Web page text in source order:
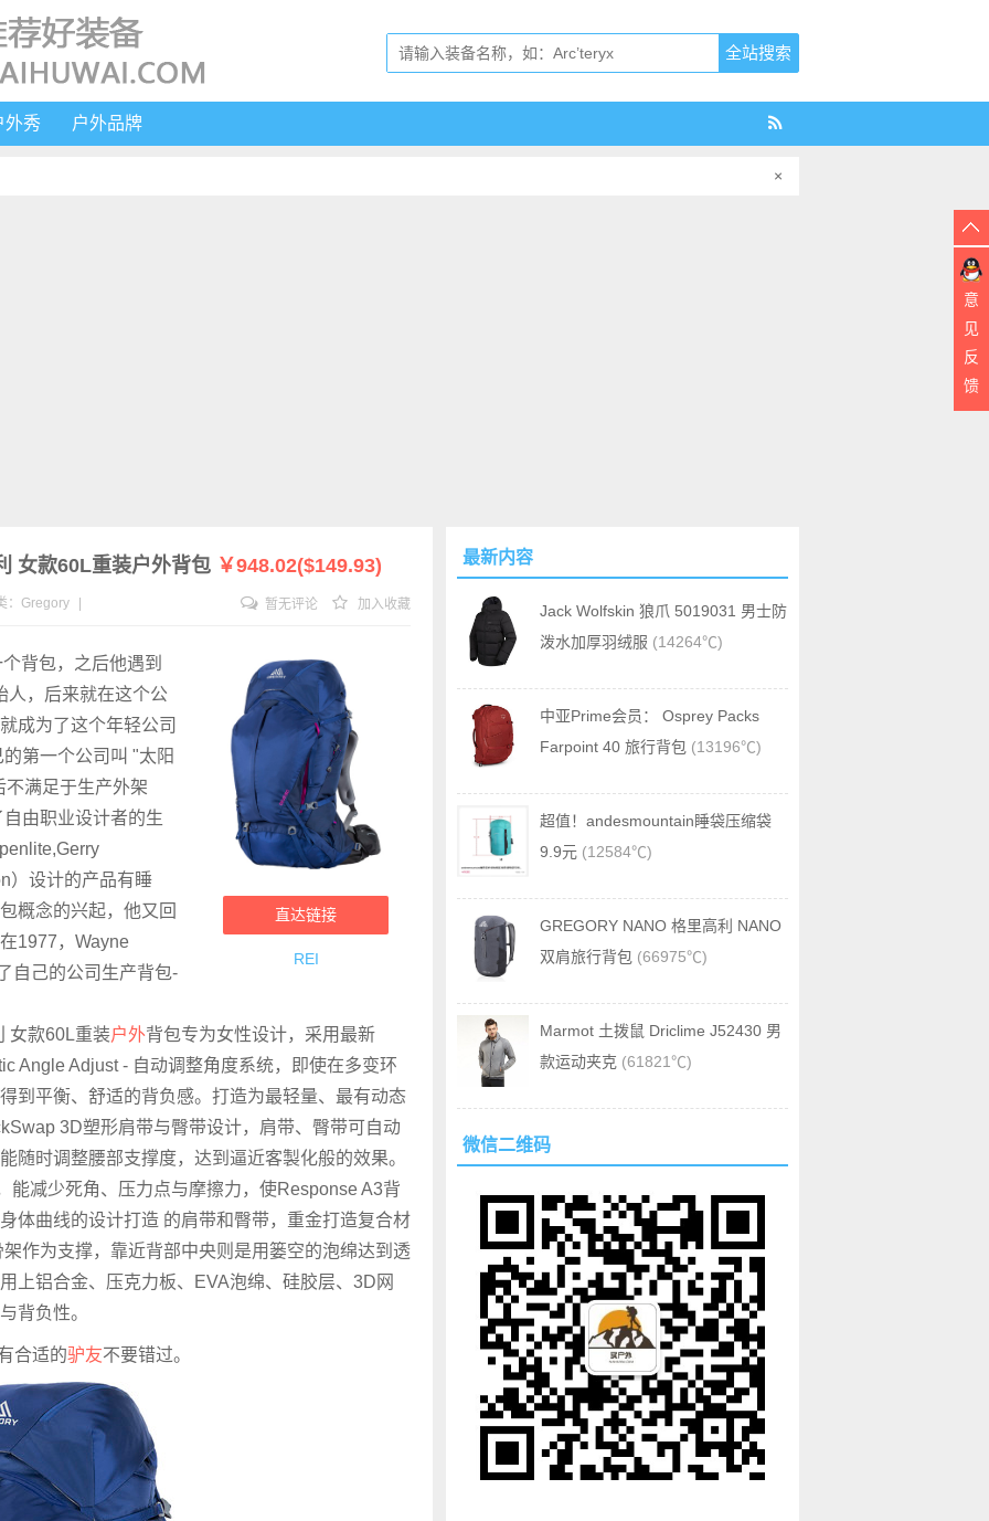
外秀 户外品牌
×
女款60L重装户外背包 ￥948.02($149.93)
： Gregory 暂无评论 加入收藏
直达链接
REI
背包，之后他遇到
人，后来就在这个公
成为了这个年轻公司
第一个公司叫 "太阳
满足于生产外架
由职业设计者的生
）设计的产品有睡
概念的兴起，他又回
1977，Wayne
自己的公司生产背包-
女款60L重装户外背包专为女性设计，采用最新
Angle Adjust - 自动调整角度系统，即使在多变环
到平衡、舒适的背负感。打造为最轻量、最有动态
3D塑形肩带与臀带设计，肩带、臀带可自动
随时调整腰部支撑度，达到逼近客製化般的效果。
能减少死角、压力点与摩擦力，使Response A3背
体曲线的设计打造 的肩带和臀带，重金打造复合材
作为支撑，靠近背部中央则是用篓空的泡绵达到透
上铝合金、压克力板、EVA泡绵、硅胶层、3D网
背负性。
合适的驴友不要错过。
最新内容
Jack Wolfskin 狼爪 5019031 男士防
泼水加厚羽绒服 (14264℃)
中亚Prime会员： Osprey Packs
Farpoint 40 旅行背包 (13196℃)
超值！andesmountain睡袋压缩袋
9.9元 (12584℃)
GREGORY NANO 格里高利 NANO
双肩旅行背包 (66975℃)
Marmot 土拨鼠 Driclime J52430 男
款运动夹克 (61821℃)
微信二维码
意
见
反
馈